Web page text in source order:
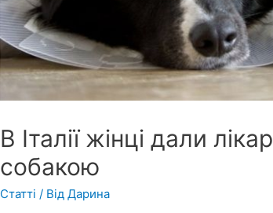
В Італії жінці дали
собакою
Статті / ВідДарина